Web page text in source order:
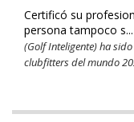
Certificó su
persona tampoco s...
(Golf Inteligente) ha
clubfitters del mundo